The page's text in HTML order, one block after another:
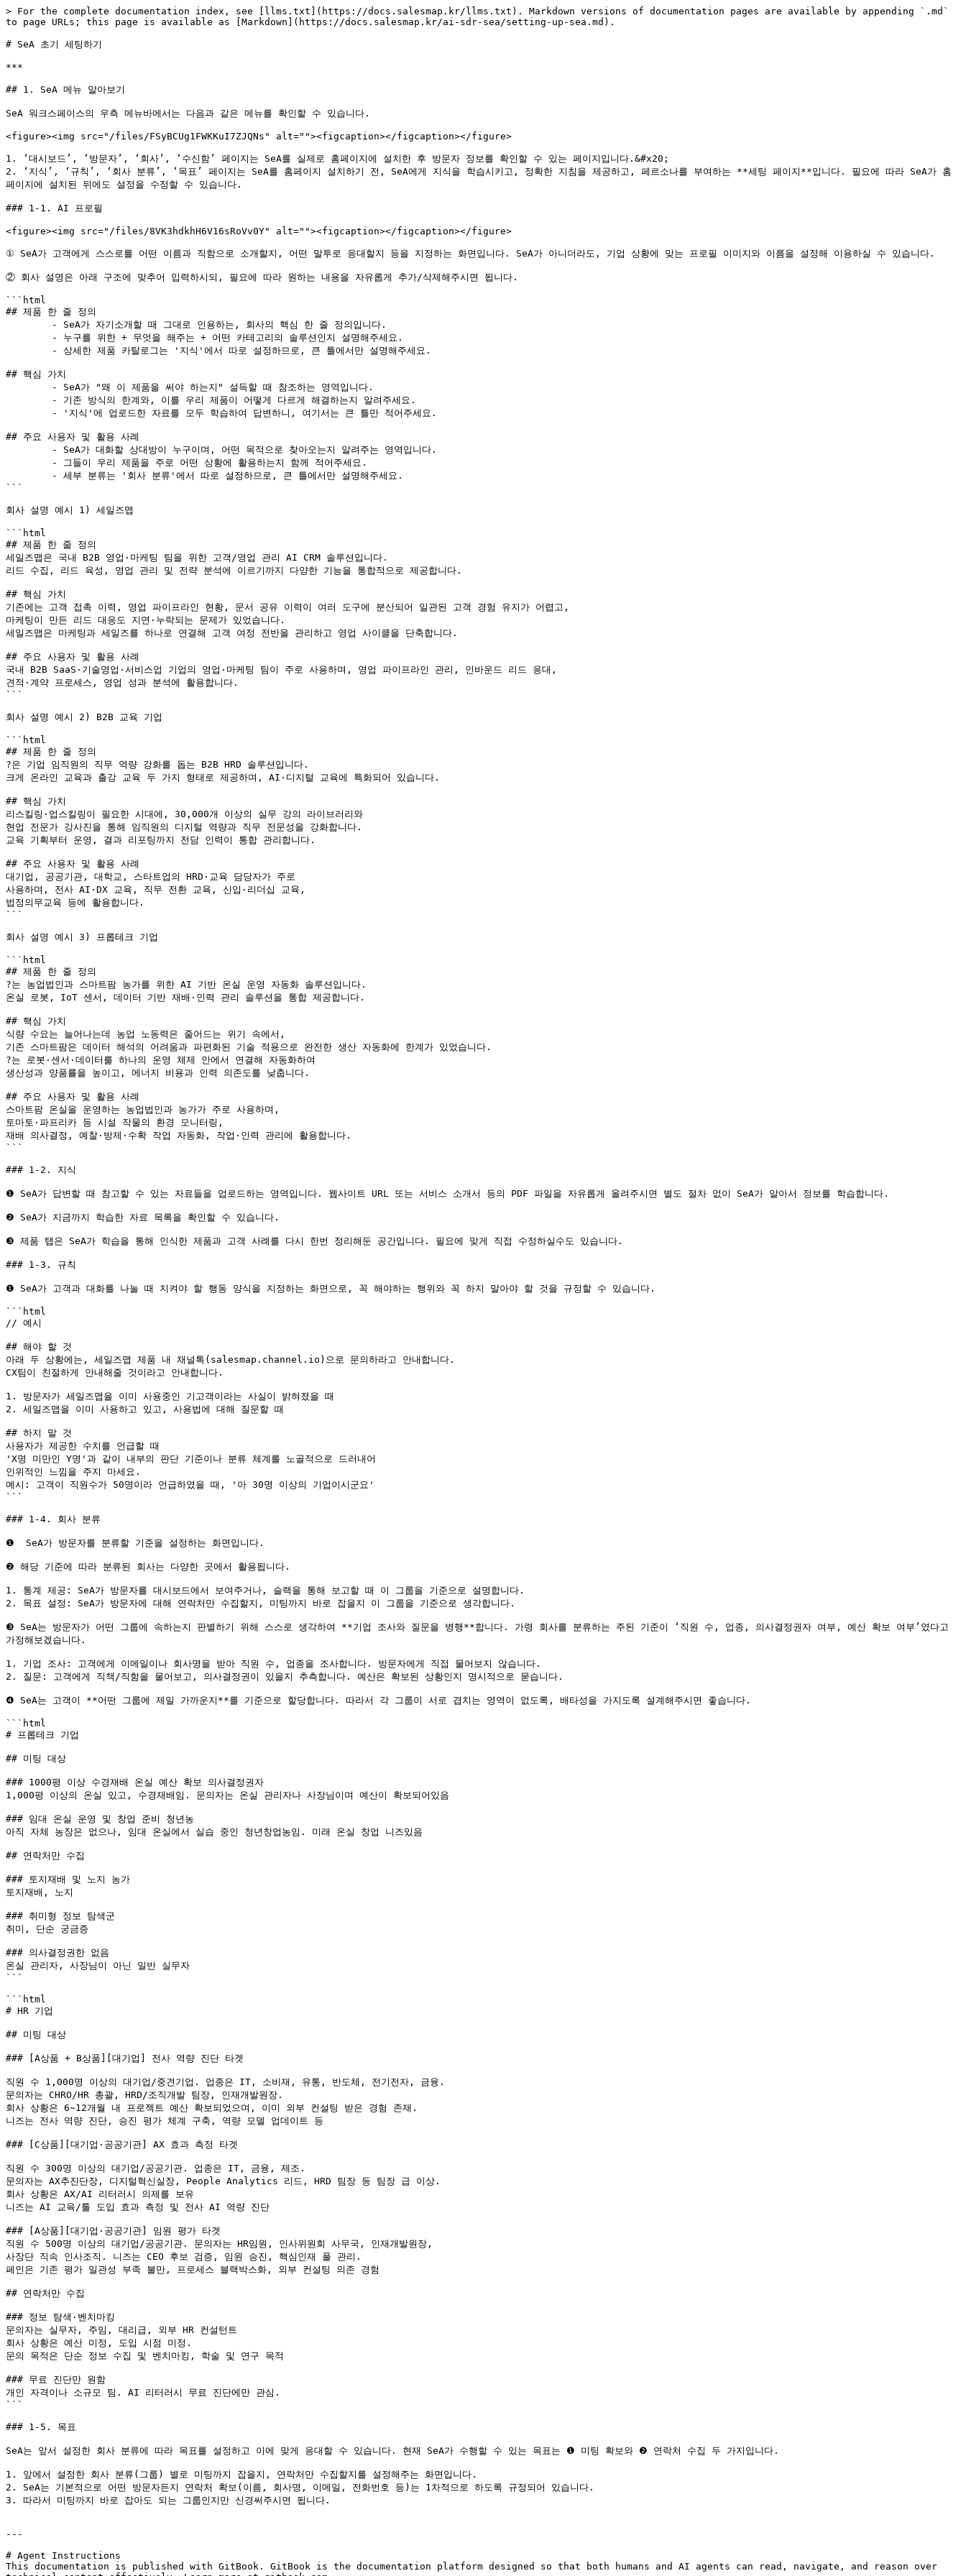
> For the complete documentation index, see [llms.txt](https://docs.salesmap.kr/llms.txt). Markdown versions of documentation pages are available by appending `.md`
to page URLs; this page is available as [Markdown](https://docs.salesmap.kr/ai-sdr-sea/setting-up-sea.md).
# SeA 초기 세팅하기
***
## 1. SeA 메뉴 알아보기
SeA 워크스페이스의 우측 메뉴바에서는 다음과 같은 메뉴를 확인할 수 있습니다.
<figure><img src="/files/FSyBCUg1FWKKuI7ZJQNs" alt=""><figcaption></figcaption></figure>
1. ‘대시보드’, ‘방문자’, ‘회사’, ‘수신함’ 페이지는 SeA를 실제로 홈페이지에 설치한 후 방문자 정보를 확인할 수 있는 페이지입니다.&#x20;
2. ‘지식’, ‘규칙’, ‘회사 분류’, ‘목표’ 페이지는 SeA를 홈페이지 설치하기 전, SeA에게 지식을 학습시키고, 정확한 지침을 제공하고, 페르소나를 부여하는 **세팅 페이지**입니다. 필요에 따라 SeA가 홈
페이지에 설치된 뒤에도 설정을 수정할 수 있습니다.
### 1-1. AI 프로필
<figure><img src="/files/8VK3hdkhH6V16sRoVv0Y" alt=""><figcaption></figcaption></figure>
① SeA가 고객에게 스스로를 어떤 이름과 직함으로 소개할지, 어떤 말투로 응대할지 등을 지정하는 화면입니다. SeA가 아니더라도, 기업 상황에 맞는 프로필 이미지와 이름을 설정해 이용하실 수 있습니다.
② 회사 설명은 아래 구조에 맞추어 입력하시되, 필요에 따라 원하는 내용을 자유롭게 추가/삭제해주시면 됩니다.
```html
## 제품 한 줄 정의
## 핵심 가치
## 주요 사용자 및 활용 사례
```
회사 설명 예시 1) 세일즈맵
```html
## 제품 한 줄 정의
세일즈맵은 국내 B2B 영업·마케팅 팀을 위한 고객/영업 관리 AI CRM 솔루션입니다.
리드 수집, 리드 육성, 영업 관리 및 전략 분석에 이르기까지 다양한 기능을 통합적으로 제공합니다.
## 핵심 가치
기존에는 고객 접촉 이력, 영업 파이프라인 현황, 문서 공유 이력이 여러 도구에 분산되어 일관된 고객 경험 유지가 어렵고,
마케팅이 만든 리드 대응도 지연·누락되는 문제가 있었습니다.
세일즈맵은 마케팅과 세일즈를 하나로 연결해 고객 여정 전반을 관리하고 영업 사이클을 단축합니다.
## 주요 사용자 및 활용 사례
국내 B2B SaaS·기술영업·서비스업 기업의 영업·마케팅 팀이 주로 사용하며, 영업 파이프라인 관리, 인바운드 리드 응대,
견적·계약 프로세스, 영업 성과 분석에 활용합니다.
```
회사 설명 예시 2) B2B 교육 기업
```html
## 제품 한 줄 정의
?은 기업 임직원의 직무 역량 강화를 돕는 B2B HRD 솔루션입니다.
크게 온라인 교육과 출강 교육 두 가지 형태로 제공하며, AI·디지털 교육에 특화되어 있습니다.
## 핵심 가치
리스킬링·업스킬링이 필요한 시대에, 30,000개 이상의 실무 강의 라이브러리와
현업 전문가 강사진을 통해 임직원의 디지털 역량과 직무 전문성을 강화합니다.
교육 기획부터 운영, 결과 리포팅까지 전담 인력이 통합 관리합니다.
## 주요 사용자 및 활용 사례
대기업, 공공기관, 대학교, 스타트업의 HRD·교육 담당자가 주로
사용하며, 전사 AI·DX 교육, 직무 전환 교육, 신입·리더십 교육,
법정의무교육 등에 활용합니다.
```
회사 설명 예시 3) 프롭테크 기업
```html
## 제품 한 줄 정의
?는 농업법인과 스마트팜 농가를 위한 AI 기반 온실 운영 자동화 솔루션입니다.
온실 로봇, IoT 센서, 데이터 기반 재배·인력 관리 솔루션을 통합 제공합니다.
## 핵심 가치
식량 수요는 늘어나는데 농업 노동력은 줄어드는 위기 속에서,
기존 스마트팜은 데이터 해석의 어려움과 파편화된 기술 적용으로 완전한 생산 자동화에 한계가 있었습니다.
?는 로봇·센서·데이터를 하나의 운영 체제 안에서 연결해 자동화하여
생산성과 양품률을 높이고, 에너지 비용과 인력 의존도를 낮춥니다.
## 주요 사용자 및 활용 사례
스마트팜 온실을 운영하는 농업법인과 농가가 주로 사용하며,
토마토·파프리카 등 시설 작물의 환경 모니터링,
재배 의사결정, 예찰·방제·수확 작업 자동화, 작업·인력 관리에 활용합니다.
```
### 1-2. 지식
❶ SeA가 답변할 때 참고할 수 있는 자료들을 업로드하는 영역입니다. 웹사이트 URL 또는 서비스 소개서 등의 PDF 파일을 자유롭게 올려주시면 별도 절차 없이 SeA가 알아서 정보를 학습합니다.
❷ SeA가 지금까지 학습한 자료 목록을 확인할 수 있습니다.
❸ 제품 탭은 SeA가 학습을 통해 인식한 제품과 고객 사례를 다시 한번 정리해둔 공간입니다. 필요에 맞게 직접 수정하실수도 있습니다.
### 1-3. 규칙
❶ SeA가 고객과 대화를 나눌 때 지켜야 할 행동 양식을 지정하는 화면으로, 꼭 해야하는 행위와 꼭 하지 말아야 할 것을 규정할 수 있습니다.
```html
// 예시
## 해야 할 것
아래 두 상황에는, 세일즈맵 제품 내 채널톡(salesmap.channel.io)으로 문의하라고 안내합니다.
CX팀이 친절하게 안내해줄 것이라고 안내합니다.
1. 방문자가 세일즈맵을 이미 사용중인 기고객이라는 사실이 밝혀졌을 때
2. 세일즈맵을 이미 사용하고 있고, 사용법에 대해 질문할 때
## 하지 말 것
사용자가 제공한 수치를 언급할 때
'X명 미만인 Y명'과 같이 내부의 판단 기준이나 분류 체계를 노골적으로 드러내어
인위적인 느낌을 주지 마세요.
예시: 고객이 직원수가 50명이라 언급하였을 때, '아 30명 이상의 기업이시군요'
```
### 1-4. 회사 분류
❶  SeA가 방문자를 분류할 기준을 설정하는 화면입니다.
❷ 해당 기준에 따라 분류된 회사는 다양한 곳에서 활용됩니다.
1. 통계 제공: SeA가 방문자를 대시보드에서 보여주거나, 슬랙을 통해 보고할 때 이 그룹을 기준으로 설명합니다.
2. 목표 설정: SeA가 방문자에 대해 연락처만 수집할지, 미팅까지 바로 잡을지 이 그룹을 기준으로 생각합니다.
❸ SeA는 방문자가 어떤 그룹에 속하는지 판별하기 위해 스스로 생각하여 **기업 조사와 질문을 병행**합니다. 가령 회사를 분류하는 주된 기준이 ‘직원 수, 업종, 의사결정권자 여부, 예산 확보 여부’였다고
가정해보겠습니다.
1. 기업 조사: 고객에게 이메일이나 회사명을 받아 직원 수, 업종을 조사합니다. 방문자에게 직접 물어보지 않습니다.
2. 질문: 고객에게 직책/직함을 물어보고, 의사결정권이 있을지 추측합니다. 예산은 확보된 상황인지 명시적으로 묻습니다.
❹ SeA는 고객이 **어떤 그룹에 제일 가까운지**를 기준으로 할당합니다. 따라서 각 그룹이 서로 겹치는 영역이 없도록, 배타성을 가지도록 설계해주시면 좋습니다.
```html
# 프롭테크 기업
## 미팅 대상
### 1000평 이상 수경재배 온실 예산 확보 의사결정권자
1,000평 이상의 온실 있고, 수경재배임. 문의자는 온실 관리자나 사장님이며 예산이 확보되어있음
### 임대 온실 운영 및 창업 준비 청년농
아직 자체 농장은 없으나, 임대 온실에서 실습 중인 청년창업농임. 미래 온실 창업 니즈있음
## 연락처만 수집
### 토지재배 및 노지 농가
토지재배, 노지
### 취미형 정보 탐색군
취미, 단순 궁금증
### 의사결정권한 없음
온실 관리자, 사장님이 아닌 일반 실무자
```
```html
# HR 기업
## 미팅 대상
### [A상품 + B상품][대기업] 전사 역량 진단 타겟
직원 수 1,000명 이상의 대기업/중견기업. 업종은 IT, 소비재, 유통, 반도체, 전기전자, 금융.
문의자는 CHRO/HR 총괄, HRD/조직개발 팀장, 인재개발원장.
회사 상황은 6~12개월 내 프로젝트 예산 확보되었으며, 이미 외부 컨설팅 받은 경험 존재.
니즈는 전사 역량 진단, 승진 평가 체계 구축, 역량 모델 업데이트 등
### [C상품][대기업·공공기관] AX 효과 측정 타겟
직원 수 300명 이상의 대기업/공공기관. 업종은 IT, 금융, 제조.
문의자는 AX추진단장, 디지털혁신실장, People Analytics 리드, HRD 팀장 등 팀장 급 이상.
회사 상황은 AX/AI 리터러시 의제를 보유
니즈는 AI 교육/툴 도입 효과 측정 및 전사 AI 역량 진단
### [A상품][대기업·공공기관] 임원 평가 타겟
직원 수 500명 이상의 대기업/공공기관. 문의자는 HR임원, 인사위원회 사무국, 인재개발원장,
사장단 직속 인사조직. 니즈는 CEO 후보 검증, 임원 승진, 핵심인재 풀 관리.
페인은 기존 평가 일관성 부족 불만, 프로세스 블랙박스화, 외부 컨설팅 의존 경험
## 연락처만 수집
### 정보 탐색·벤치마킹
문의자는 실무자, 주임, 대리급, 외부 HR 컨설턴트
회사 상황은 예산 미정, 도입 시점 미정.
문의 목적은 단순 정보 수집 및 벤치마킹, 학술 및 연구 목적
### 무료 진단만 원함
개인 자격이나 소규모 팀. AI 리터러시 무료 진단에만 관심.
```
### 1-5. 목표
SeA는 앞서 설정한 회사 분류에 따라 목표를 설정하고 이에 맞게 응대할 수 있습니다. 현재 SeA가 수행할 수 있는 목표는 ❶ 미팅 확보와 ❷ 연락처 수집 두 가지입니다.
1. 앞에서 설정한 회사 분류(그룹) 별로 미팅까지 잡을지, 연락처만 수집할지를 설정해주는 화면입니다.
2. SeA는 기본적으로 어떤 방문자든지 연락처 확보(이름, 회사명, 이메일, 전화번호 등)는 1차적으로 하도록 규정되어 있습니다.
3. 따라서 미팅까지 바로 잡아도 되는 그룹인지만 신경써주시면 됩니다.
---
# Agent Instructions
This documentation is published with GitBook. GitBook is the documentation platform designed so that both humans and AI agents can read, navigate, and reason over